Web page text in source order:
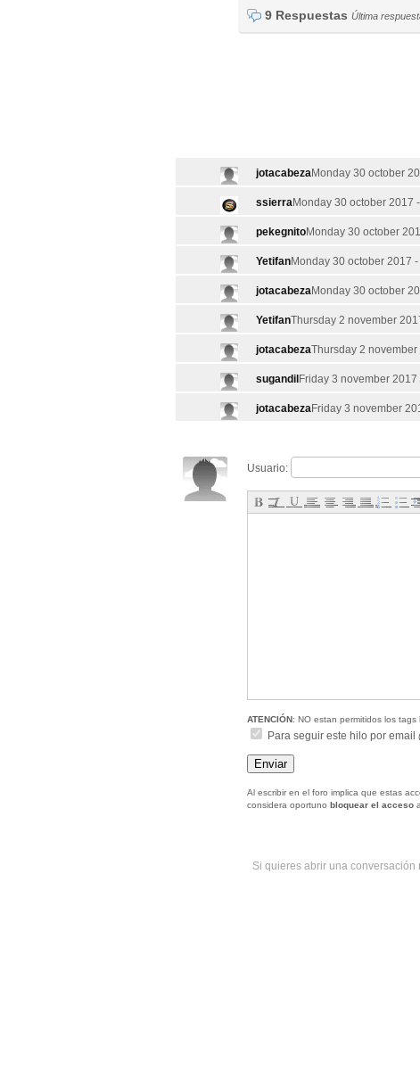
9 Respuestas Última
jotacabezaMonday 30 october
ssierraMonday 30 october 2017
pekegnitoMonday 30 october
YetifanMonday 30 october 2017
jotacabezaMonday 30 october
YetifanThursday 2 november
jotacabezaThursday 2 november
sugandil Friday 3 november 2017
jotacabezaFriday 3 november
Usuario:
ATENCIÓN: NO estan permitidos los
Para seguir este hilo por email
Al escribir en el foro implica que estas
considera oportuno bloquear el acceso
Si quieres abrir una conversación